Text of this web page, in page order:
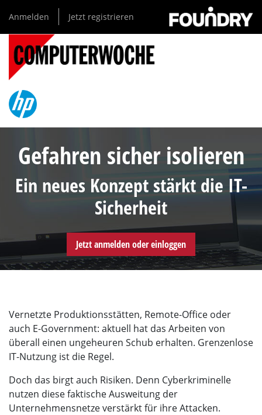
zum
Inhalt
Anmelden Jetzt registrieren
Gefahren sicher isolieren
Ein neues Konzept stärkt die IT-
Sicherheit
Jetzt anmelden oder einloggen
Vernetzte Produktionsstätten, Remote-Office oder
auch E-Government: aktuell hat das Arbeiten von
überall einen ungeheuren Schub erhalten. Grenzenlose
IT-Nutzung ist die Regel.
Doch das birgt auch Risiken. Denn Cyberkriminelle
nutzen diese faktische Ausweitung der
Unternehmensnetze verstärkt für ihre Attacken.